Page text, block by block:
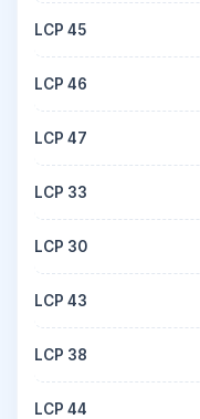
LCP 45
LCP 46
LCP 47
LCP 33
LCP 30
LCP 43
LCP 38
LCP 44